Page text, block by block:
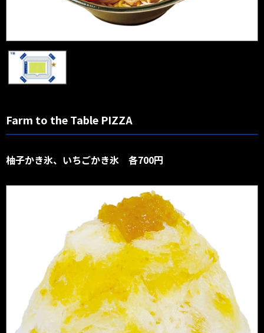
Farm to the Table PIZZA
柚子かき氷、いちごかき氷 各700円